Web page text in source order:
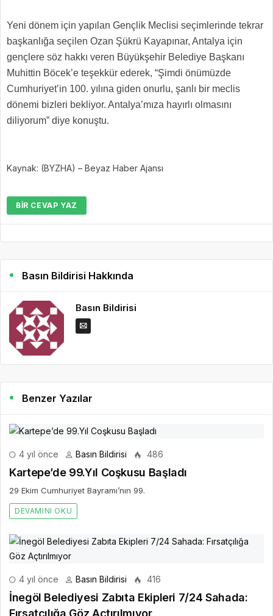
Yeni dönem için yapılan Gençlik Meclisi seçimlerinde tekrar
başkanlığa seçilen Ozan Şükrü Kayapınar, Antalya için
gençlere söz hakkı veren Büyükşehir Belediye Başkanı
Muhittin Böcek’e teşekkür ederek, “Şimdi önümüzde
Cumhuriyet’in 100. yılına giden onurlu, şanlı bir meclis
dönemi bizleri bekliyor. Antalya’mıza hayırlı olmasını
diliyorum” diye konuştu.
Kaynak: (BYZHA) – Beyaz Haber Ajansı
BIR CEVAP YAZ
Basın Bildirisi Hakkında
Basın Bildirisi
Benzer Yazılar
4 yıl önce Basın Bildirisi 486
Kartepe’de 99.Yıl Coşkusu Başladı
29 Ekim Cumhuriyet Bayramı’nın 99.
DEVAMINI OKU
4 yıl önce Basın Bildirisi 416
İnegöl Belediyesi Zabıta Ekipleri 7/24 Sahada:
Fırsatçılığa Göz Açtırılmıyor